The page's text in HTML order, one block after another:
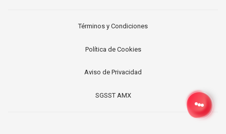
Términos y Condiciones
Política de Cookies
Aviso de Privacidad
SGSST AMX